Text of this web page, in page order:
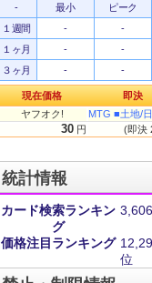
- 最小 ピーク
１週間
- -
１ヶ月
- -
３ヶ月
- -
現在価格 即決
ヤフオク!
MTG ■土地/
30 円 (即決
統計情報
カード検索ランキン
グ
価格注目ランキング
位